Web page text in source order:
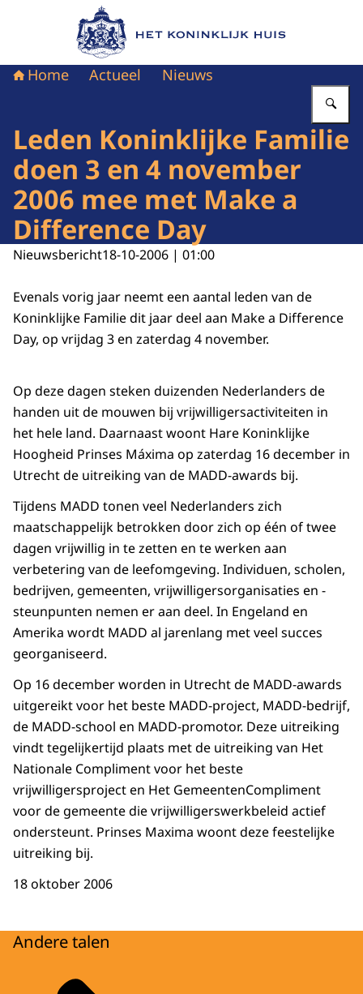
Naar de homepage van Het Koninklijk Huis
Home Actueel Nieuws
Leden Koninklijke Familie
doen 3 en 4 november
2006 mee met Make a
Difference Day
Nieuwsbericht18-10-2006 | 01:00
Evenals vorig jaar neemt een aantal leden van de
Koninklijke Familie dit jaar deel aan Make a Difference
Day, op vrijdag 3 en zaterdag 4 november.
Op deze dagen steken duizenden Nederlanders de
handen uit de mouwen bij vrijwilligersactiviteiten in
het hele land. Daarnaast woont Hare Koninklijke
Hoogheid Prinses Máxima op zaterdag 16 december in
Utrecht de uitreiking van de MADD-awards bij.
Tijdens MADD tonen veel Nederlanders zich
maatschappelijk betrokken door zich op één of twee
dagen vrijwillig in te zetten en te werken aan
verbetering van de leefomgeving. Individuen, scholen,
bedrijven, gemeenten, vrijwilligersorganisaties en -
steunpunten nemen er aan deel. In Engeland en
Amerika wordt MADD al jarenlang met veel succes
georganiseerd.
Op 16 december worden in Utrecht de MADD-awards
uitgereikt voor het beste MADD-project, MADD-bedrijf,
de MADD-school en MADD-promotor. Deze uitreiking
vindt tegelijkertijd plaats met de uitreiking van Het
Nationale Compliment voor het beste
vrijwilligersproject en Het GemeentenCompliment
voor de gemeente die vrijwilligerswerkbeleid actief
ondersteunt. Prinses Maxima woont deze feestelijke
uitreiking bij.
18 oktober 2006
Andere talen